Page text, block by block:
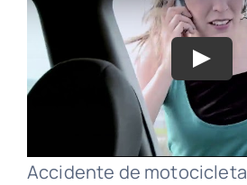
Accidente de motocicleta